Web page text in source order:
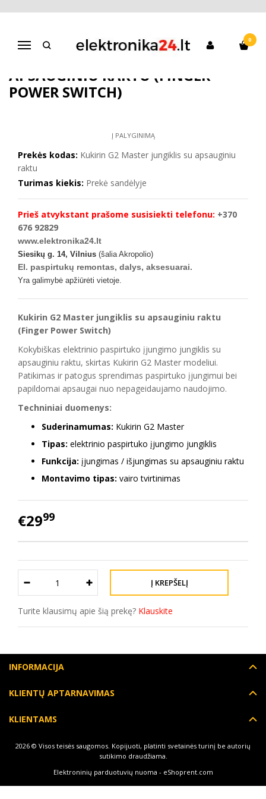
Navigacija
0
Pagrindinis
Elektrinų paspirtukų atsarginės dalys
KUKIRIN G2 MASTER JUNGIKLIS SU
APSAUGINIU RAKTU (FINGER
POWER SWITCH)
Į PALYGINIMĄ
Prekės kodas: Kukirin G2 Master jungiklis su apsauginiu
raktu
Turimas kiekis: Prekė sandėlyje
Prieš atvykstant prašome susisiekti telefonu: +370
676 92829
www.elektronika24.lt
Siesikų g. 14, Vilnius (šalia Akropolio)
El. paspirtukų remontas, dalys, aksesuarai.
Yra galimybė apžiūrėti vietoje.
Kukirin G2 Master jungiklis su apsauginiu raktu
(Finger Power Switch)
Kokybiškas elektrinio paspirtuko įjungimo jungiklis su
apsauginiu raktu, skirtas Kukirin G2 Master modeliui.
Patikimas ir patogus sprendimas paspirtuko įjungimui bei
papildomai apsaugai nuo nepageidaujamo naudojimo.
Techniniai duomenys:
Suderinamumas: Kukirin G2 Master
Tipas: elektrinio paspirtuko įjungimo jungiklis
Funkcija: įjungimas / išjungimas su apsauginiu raktu
Montavimo tipas: vairo tvirtinimas
€2999
Turite klausimų apie šią prekę? Klauskite
INFORMACIJA
KLIENTŲ APTARNAVIMAS
KLIENTAMS
2026 © Visos teisės saugomos. Kopijuoti, platinti svetainės turinį be autorių
sutikimo draudžiama.
Elektroninių parduotuvių nuoma - eShoprent.com